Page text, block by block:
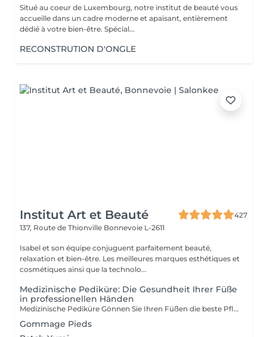
Situé au coeur de Luxembourg, notre institut de beauté vous
accueille dans un cadre moderne et apaisant, entièrement
dédié à votre bien-être. Spécial...
RECONSTRUTION D'ONGLE
Institut Art et Beauté
427
137, Route de Thionville Bonnevoie L-2611
Isabel et son équipe conjuguent parfaitement beauté,
relaxation et bien-être. Les meilleures marques esthétiques et
cosmétiques ainsi que la technolo...
Medizinische Pediküre: Die Gesundheit Ihrer Füße
in professionellen Händen
Medizinische Pediküre Gönnen Sie Ihren Füßen die beste Pflege mit unserer medizinischen Pediküre eine wahre Verjüngungskur. Im Gegensatz zur ästhetischen Pediküre, die sich auf das Aussehen konzentriert, behandelt und verhindert die medizinische Pediküre Erkrankungen wie Hühneraugen, Hornhaut und eingewachsene Zehennägel. Unsere Spezialbehandlungen: Fußbad: Beruhigend und weich machend, um die weitere Pflege zu erleichtern. Nagel- und Nagelhautpflege: Kürzen, Feilen und Behandlung der Nagelhaut, um Infektionen und eingewachsene Nägel zu verhindern. Hornhautentfernung: Spezialtechniken für eine glatte, schmerzfreie Haut. Peeling: Sanfte Reinigung zur Entfernung abgestorbener Hautzellen. Massage: Verbessert die Blutzirkulation und lindert Spannungen. Feuchtigkeitsmaske: Pflegt intensiv für weiche und geschmeidige Füße. Warum die medizinische Pediküre wählen? Fußgesundheit: Behandelt gesundheitliche Probleme und verhindert Komplikationen. Komfort und Entspannung: Vereint Pflege und Entspannung für ein angenehmes Erlebnis. Prävention: Vermeidet zukünftige Probleme und verbessert Ihre Lebensqualität. Professionelle Expertise: Individuelle Pflege durch zertifizierte Beautician. Ihre Füße werden es Ihnen danken und Sie werden mit einem Gefühl von Leichtigkeit und Frische nach Hause gehen.
Gommage Pieds